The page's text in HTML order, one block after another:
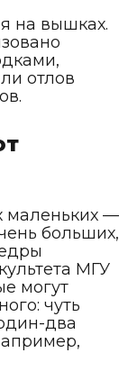
на вышках.
отлов
маленьких —
больших,
МГУ
могут
чуть
два